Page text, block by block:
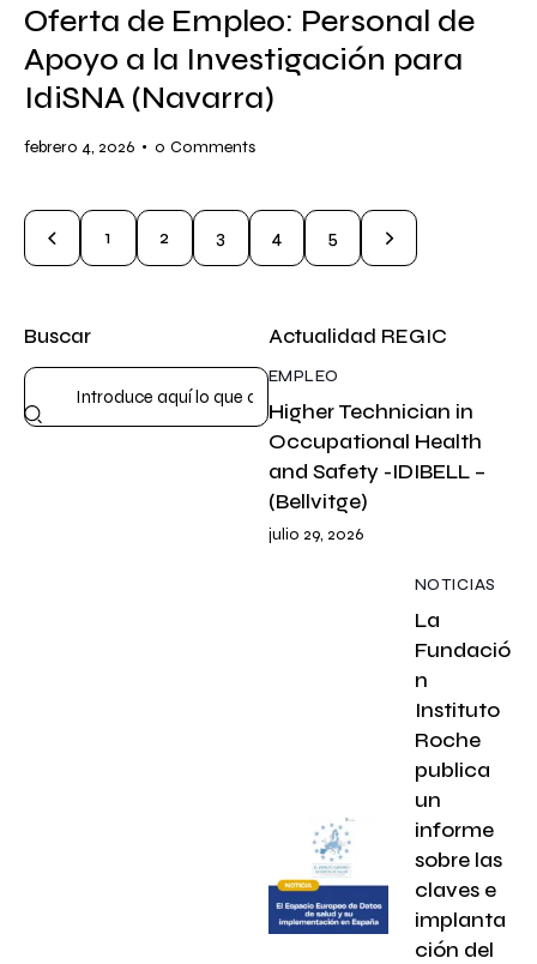
Oferta de Empleo: Personal de
Apoyo a la Investigación para
IdiSNA (Navarra)
febrero 4, 2026 0 Comments
1 2 3 4 5
>
Buscar Actualidad REGIC
EMPLEO
Higher Technician in
Occupational Health
and Safety -IDIBELL –
(Bellvitge)
julio 29, 2026
NOTICIAS
La
Fundació
n
Instituto
Roche
publica
un
informe
sobre las
claves e
implanta
ción del